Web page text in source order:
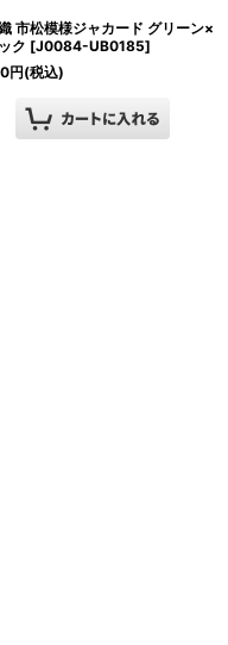
市松模様ジャカード グリーン×
ク [J0084-UB0185]
円(税込)